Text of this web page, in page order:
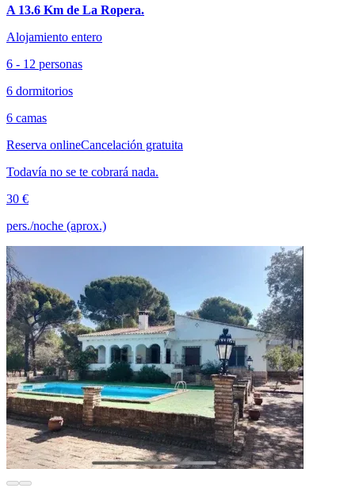
A 13.6 Km de La Ropera.
Alojamiento entero
6 - 12 personas
6 dormitorios
6 camas
Reserva onlineCancelación gratuita
Todavía no se te cobrará nada.
30 €
pers./noche (aprox.)